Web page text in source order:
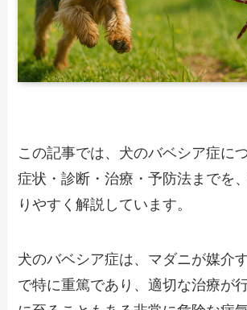
この記事では、犬のバベシア症に
症状・診断・治療・予防法までを
りやすく解説しています。
犬のバベシア症は、マダニが媒介
で特に重篤であり、適切な治療が